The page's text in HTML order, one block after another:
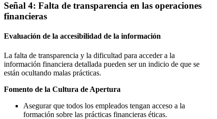
Señal 4: Falta de transparencia en las operaciones
financieras
Evaluación de la accesibilidad de la información
La falta de transparencia y la dificultad para acceder a la
información financiera detallada pueden ser un indicio de que se
están ocultando malas prácticas.
Fomento de la Cultura de Apertura
Asegurar que todos los empleados tengan acceso a la
formación sobre las prácticas financieras éticas.